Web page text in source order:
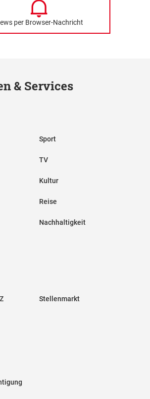
per Browser-Nachricht
& Services
Sport
TV
Kultur
Reise
Nachhaltigkeit
Stellenmarkt